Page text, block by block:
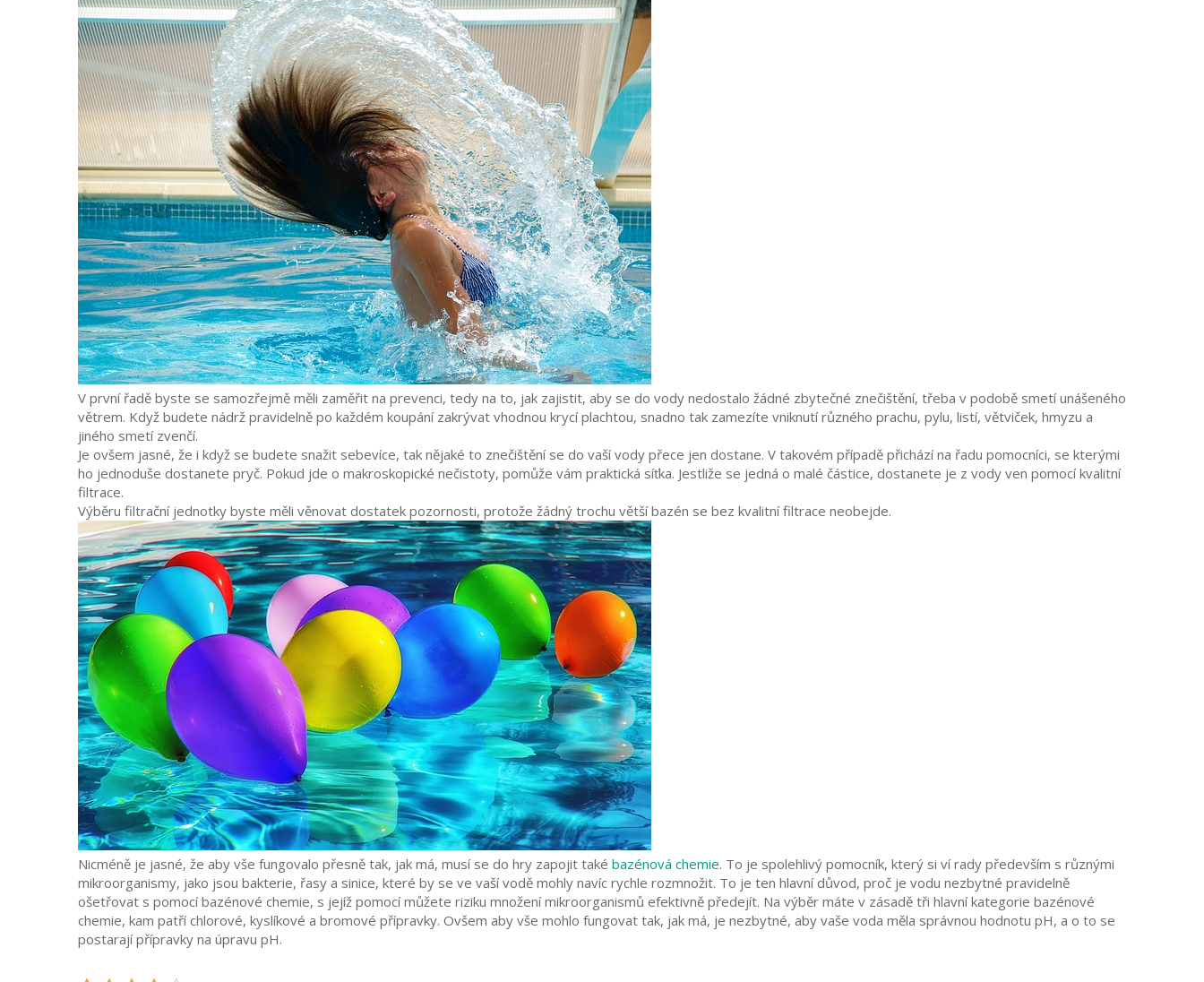
V první řadě byste se samozřejmě měli zaměřit na prevenci, tedy na to, jak zajistit, aby se do vody nedostalo žádné zbytečné znečištění, třeba v podobě smetí unášeného
větrem. Když budete nádrž pravidelně po každém koupání zakrývat vhodnou krycí plachtou, snadno tak zamezíte vniknutí různého prachu, pylu, listí, větviček, hmyzu a
jiného smetí zvenčí.
Je ovšem jasné, že i když se budete snažit sebevíce, tak nějaké to znečištění se do vaší vody přece jen dostane. V takovém případě přichází na řadu pomocníci, se kterými
ho jednoduše dostanete pryč. Pokud jde o makroskopické nečistoty, pomůže vám praktická síťka. Jestliže se jedná o malé částice, dostanete je z vody ven pomocí kvalitní
filtrace.
Výběru filtrační jednotky byste měli věnovat dostatek pozornosti, protože žádný trochu větší bazén se bez kvalitní filtrace neobejde.
Nicméně je jasné, že aby vše fungovalo přesně tak, jak má, musí se do hry zapojit také bazénová chemie. To je spolehlivý pomocník, který si ví rady především s různými
mikroorganismy, jako jsou bakterie, řasy a sinice, které by se ve vaší vodě mohly navíc rychle rozmnožit. To je ten hlavní důvod, proč je vodu nezbytné pravidelně
ošetřovat s pomocí bazénové chemie, s jejíž pomocí můžete riziku množení mikroorganismů efektivně předejít. Na výběr máte v zásadě tři hlavní kategorie bazénové
chemie, kam patří chlorové, kyslíkové a bromové přípravky. Ovšem aby vše mohlo fungovat tak, jak má, je nezbytné, aby vaše voda měla správnou hodnotu pH, a o to se
postarají přípravky na úpravu pH.